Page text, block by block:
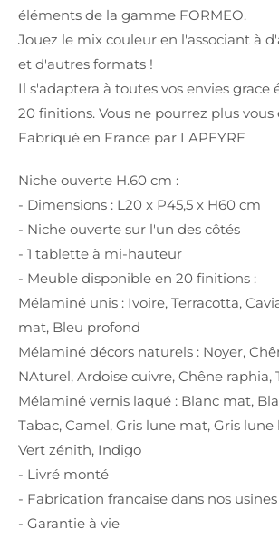
éléments de la gamme FORMEO.
Jouez le mix couleur en l'associant à
et d'autres formats !
Il s'adaptera à toutes vos envies grace
20 finitions. Vous ne pourrez plus vous
Fabriqué en France par LAPEYRE
Niche ouverte H.60 cm :
- Dimensions : L20 x P45,5 x H60 cm
- Niche ouverte sur l'un des côtés
- 1 tablette à mi-hauteur
- Meuble disponible en 20 finitions :
Mélaminé unis : Ivoire, Terracotta,
mat, Bleu profond
Mélaminé décors naturels : Noyer,
NAturel, Ardoise cuivre, Chêne raphia,
Mélaminé vernis laqué : Blanc mat,
Tabac, Camel, Gris lune mat, Gris
Vert zénith, Indigo
- Livré monté
- Fabrication francaise dans nos usines
- Garantie à vie